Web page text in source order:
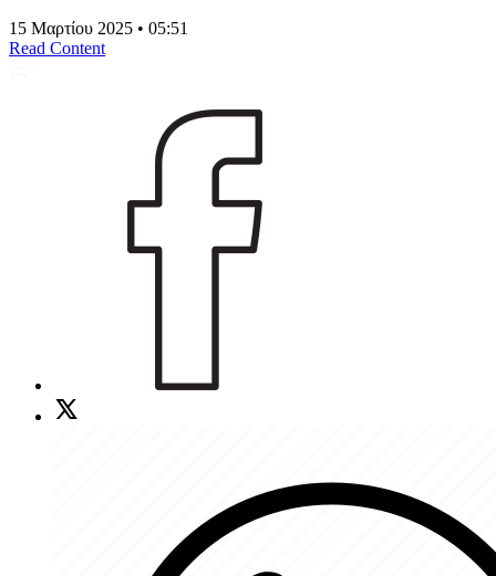
15 Μαρτίου 2025 • 05:51
Read Content